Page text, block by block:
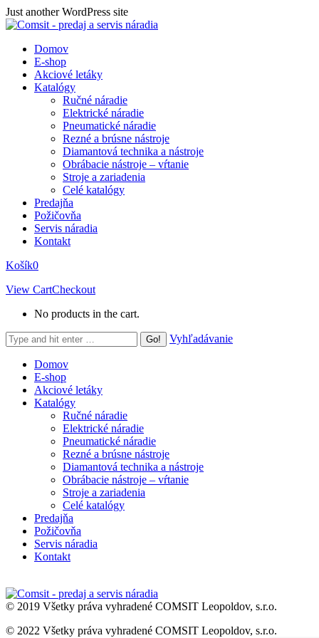
Skip
to
Just another WordPress site
Domov
E-shop
Akciové letáky
Katalógy
Ručné náradie
Elektrické náradie
Pneumatické náradie
Rezné a brúsne nástroje
Diamantová technika a nástroje
Obrábacie nástroje – vŕtanie
Stroje a zariadenia
Celé katalógy
Predajňa
Požičovňa
Servis náradia
Kontakt
Košík0
View CartCheckout
No products in the cart.
Search:
Vyhľadávanie
Domov
E-shop
Akciové letáky
Katalógy
Ručné náradie
Elektrické náradie
Pneumatické náradie
Rezné a brúsne nástroje
Diamantová technika a nástroje
Obrábacie nástroje – vŕtanie
Stroje a zariadenia
Celé katalógy
Predajňa
Požičovňa
Servis náradia
Kontakt
© 2019 Všetky práva vyhradené COMSIT Leopoldov, s.r.o.
© 2022 Všetky práva vyhradené COMSIT Leopoldov, s.r.o.